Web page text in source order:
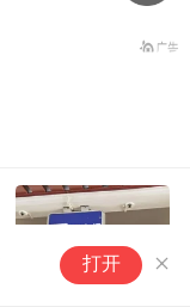
打开